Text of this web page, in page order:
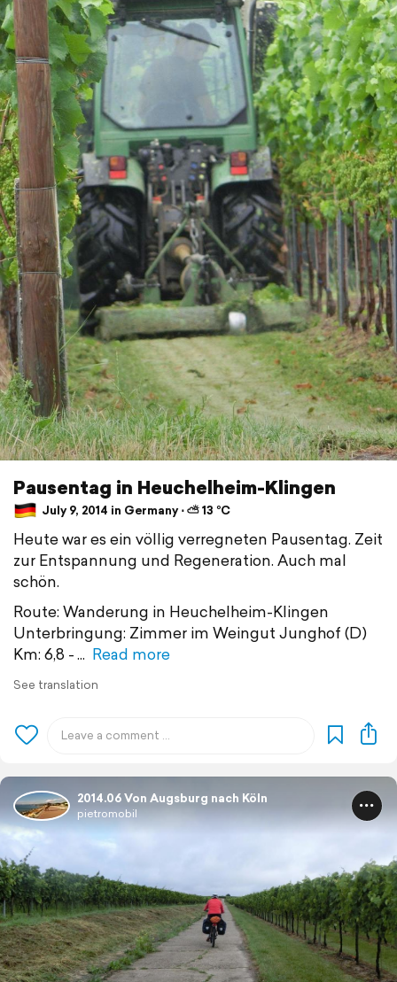
Pausentag in Heuchelheim-Klingen
July 9, 2014 in Germany ⋅ ⛅ 13 °C
Heute war es ein völlig verregneten Pausentag. Zeit
zur Entspannung und Regeneration. Auch mal
schön.
Route: Wanderung in Heuchelheim-Klingen
Unterbringung: Zimmer im Weingut Junghof (D)
Km: 6,8 -
Read more
See translation
2014.06 Von Augsburg nach Köln
pietromobil